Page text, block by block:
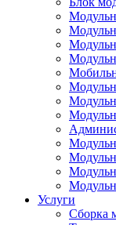
Услуги
Сборка